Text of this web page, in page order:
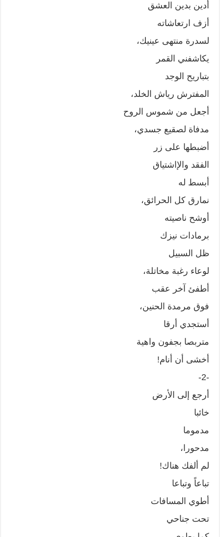
أدين بدين العشق
أزف ارتعاشاته
لسدرة منتهى عينيك،
يكاشفني القمر
بتباريح الوجد
المفترش رياش الخلد،
أجعل من شموس الروح
مدفاة لصقيع جسدي،
أضبطها على زر
الفقد واﻹاشتياق
أبسط له
نمارق كل الحرائق،
أوشح ناصيته
برمادات نيزك
ظل السبيل
لوعاء رغبة مخاتلة،
أطفئ آخر عقب
فوق مرمدة الحنين،
أستجدي أرقا
متربصا بجفون واهية
أخشى أن أنام!
-2-
أرجع إلى الأرض
خائبا
مدموما
مدحورا،
لم ألفك هناك!
تباعاً وتباعا
أطوي المسافات
تحت جناحي